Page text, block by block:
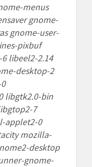
menus
gnome-
gnome-user-
pixbuf
libeel2-2.14
desktop-2
libgtk2.0-bin
7
applet2-0
mozilla-
desktop
gnome-